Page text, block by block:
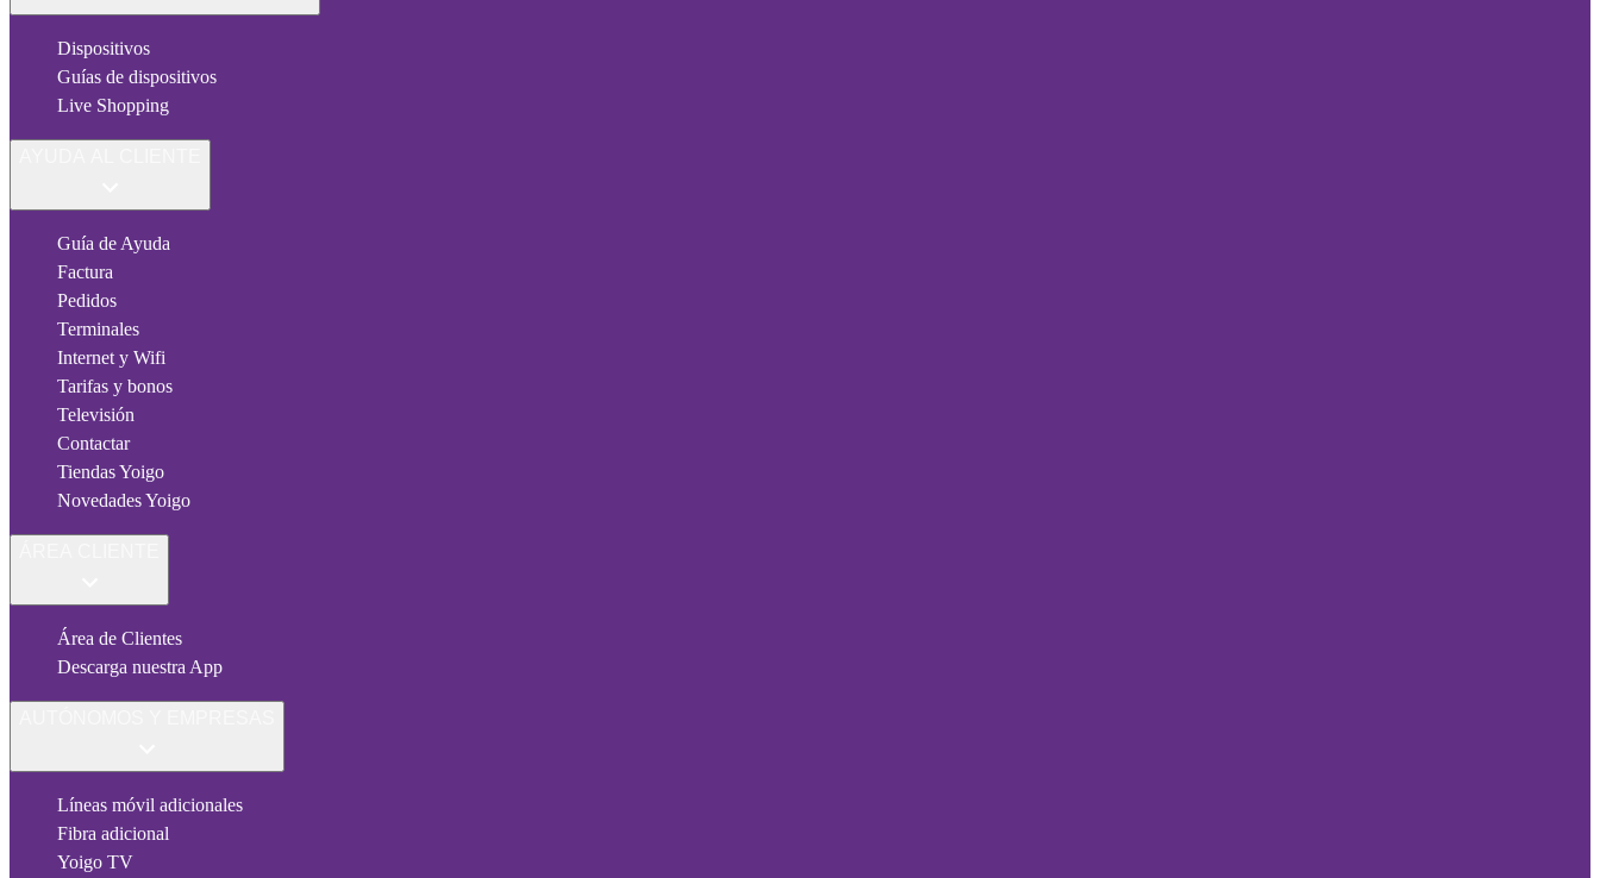
Dispositivos
Guías de dispositivos
Live Shopping
Guía de Ayuda
Factura
Pedidos
Terminales
Internet y Wifi
Tarifas y bonos
Televisión
Contactar
Tiendas Yoigo
Novedades Yoigo
Área de Clientes
Descarga nuestra App
Líneas móvil adicionales
Fibra adicional
Yoigo TV